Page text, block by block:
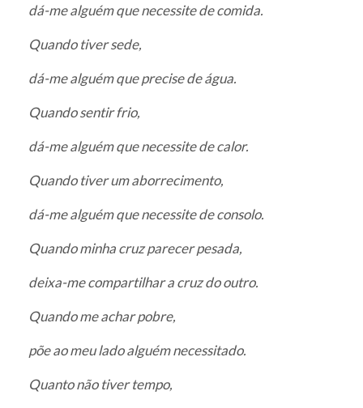
dá-me alguém que necessite de comida.
Quando tiver sede,
dá-me alguém que precise de água.
Quando sentir frio,
dá-me alguém que necessite de calor.
Quando tiver um aborrecimento,
dá-me alguém que necessite de consolo.
Quando minha cruz parecer pesada,
deixa-me compartilhar a cruz do outro.
Quando me achar pobre,
põe ao meu lado alguém necessitado.
Quanto não tiver tempo,